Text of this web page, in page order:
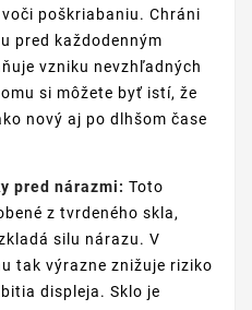
poškriabaniu. Chráni
pred každodenným
vzniku nevzhľadných
si môžete byť istí, že
nový aj po dlhšom čase
pred nárazmi: Toto
z tvrdeného skla,
silu nárazu. V
tak výrazne znižuje riziko
displeja. Sklo je